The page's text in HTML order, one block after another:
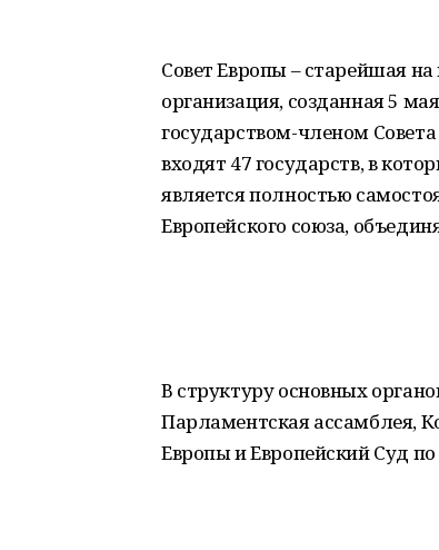
Совет Европы – старейшая
организация, созданная 5
государством-членом
входят 47 государств, в
является полностью
Европейского союза,
В структуру основных
Парламентская ассамблея,
Европы и Европейский Суд